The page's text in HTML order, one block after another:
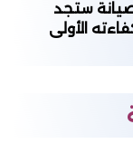
ستجد
الأولى